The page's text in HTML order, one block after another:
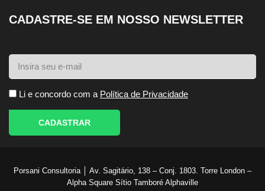
CADASTRE-SE EM NOSSO NEWSLETTER
Li e concordo com a Política de Privacidade
CADASTRAR
Porsani Consultoria │ Av. Sagitário, 138 – Conj. 1803. Torre London –
Alpha Square Sítio Tamboré Alphaville